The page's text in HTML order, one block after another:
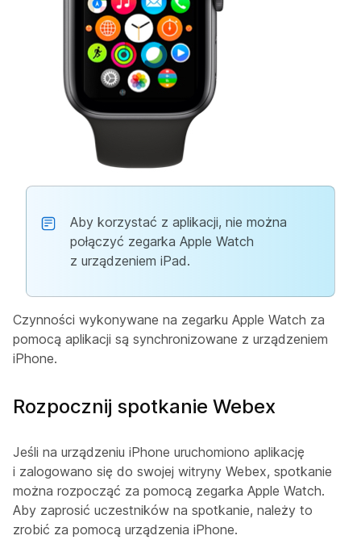
Aby korzystać z aplikacji, nie można
połączyć zegarka Apple Watch
z urządzeniem iPad.
Czynności wykonywane na zegarku Apple Watch za
pomocą aplikacji są synchronizowane z urządzeniem
iPhone.
Rozpocznij spotkanie Webex
Jeśli na urządzeniu iPhone uruchomiono aplikację
i zalogowano się do swojej witryny Webex, spotkanie
można rozpocząć za pomocą zegarka Apple Watch.
Aby zaprosić uczestników na spotkanie, należy to
zrobić za pomocą urządzenia iPhone.